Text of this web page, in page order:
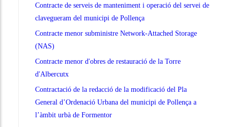
Contracte de serveis de manteniment i operació del servei de
clavegueram del municipi de Pollença
Contracte menor subministre Network-Attached Storage
(NAS)
Contracte menor d'obres de restauració de la Torre
d'Albercutx
Contractació de la redacció de la modificació del Pla
General d’Ordenació Urbana del municipi de Pollença a
l’àmbit urbà de Formentor